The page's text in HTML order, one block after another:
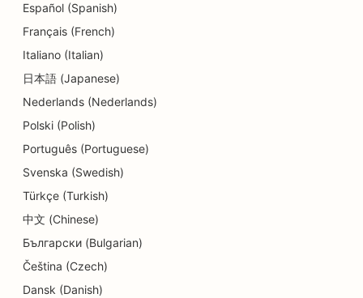
SEO для послуг боргового консультування
SEO для делікатесів
SEO для стоматологічних клінік
SEO для послуг дермабразії
SEO для магазинів деталей
SEO для ресторанів
SEO для хімчисток
SEO для освітніх послуг та послуг по догляду
Español (Spanish)
Français (French)
Italiano (Italian)
日本語 (Japanese)
Nederlands (Nederlands)
Polski (Polish)
Português (Portuguese)
Svenska (Swedish)
Türkçe (Turkish)
中文 (Chinese)
Български (Bulgarian)
Čeština (Czech)
Dansk (Danish)